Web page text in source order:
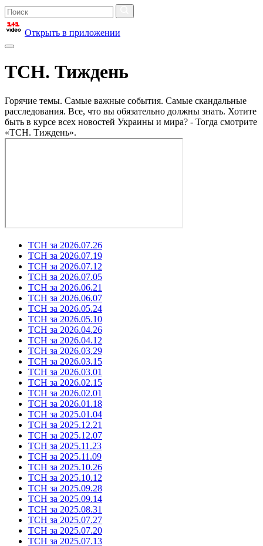
Открыть в приложении
ТСН. Тиждень
Горячие темы. Самые важные события. Самые скандальные
расследования. Все, что вы обязательно должны знать. Хотите
быть в курсе всех новостей Украины и мира? - Тогда смотрите
«ТСН. Тиждень».
ТСН за 2026.07.26
ТСН за 2026.07.19
ТСН за 2026.07.12
ТСН за 2026.07.05
ТСН за 2026.06.21
ТСН за 2026.06.07
ТСН за 2026.05.24
ТСН за 2026.05.10
ТСН за 2026.04.26
ТСН за 2026.04.12
ТСН за 2026.03.29
ТСН за 2026.03.15
ТСН за 2026.03.01
ТСН за 2026.02.15
ТСН за 2026.02.01
ТСН за 2026.01.18
ТСН за 2025.01.04
ТСН за 2025.12.21
ТСН за 2025.12.07
ТСН за 2025.11.23
ТСН за 2025.11.09
ТСН за 2025.10.26
ТСН за 2025.10.12
ТСН за 2025.09.28
ТСН за 2025.09.14
ТСН за 2025.08.31
ТСН за 2025.07.27
ТСН за 2025.07.20
ТСН за 2025.07.13